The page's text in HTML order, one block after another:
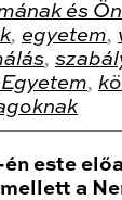
és
, egyetem,
,
,
én este
a